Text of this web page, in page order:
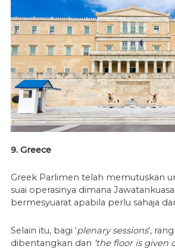
9. Greece
Greek Parlimen telah memutuskan
suai operasinya dimana
bermesyuarat apabila perlu sahaja
Selain itu, bagi ‘plenary sessions’,
dibentangkan dan ‘the floor is given